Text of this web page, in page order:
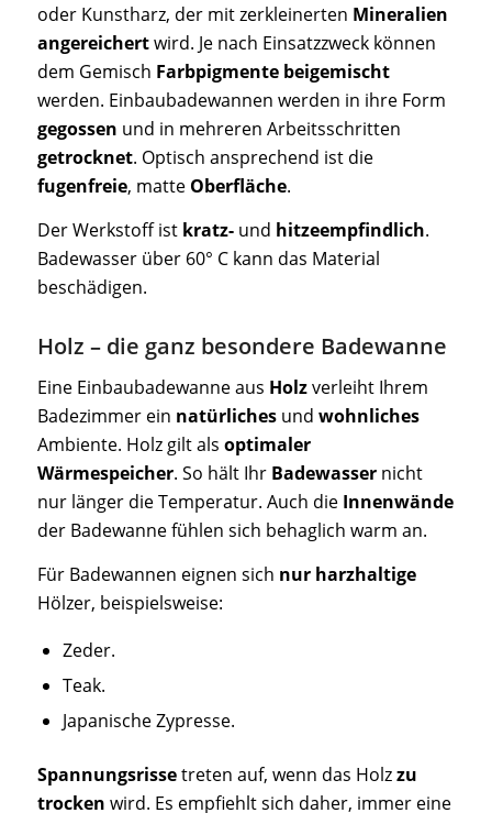
oder Kunstharz, der mit zerkleinerten Mineralien
angereichertwird. Je nach Einsatzzweck können
dem Gemisch Farbpigmente beigemischt
werden. Einbaubadewannen werden in ihre Form
gegossen und in mehreren Arbeitsschritten
getrocknet. Optisch ansprechend ist die
fugenfreie, matte Oberfläche.
Der Werkstoff ist kratz-und hitzeempfindlich.
Badewasser über 60° C kann das Material
beschädigen.
Holz – die ganz besondere Badewanne
Eine Einbaubadewanne aus Holzverleiht Ihrem
Badezimmer ein natürlichesund wohnliches
Ambiente. Holz gilt als optimaler
Wärmespeicher. So hält Ihr Badewasser nicht
nur länger die Temperatur. Auch die Innenwände
der Badewanne fühlen sich behaglich warm an.
Für Badewannen eignen sich nur harzhaltige
Hölzer, beispielsweise:
Zeder.
Teak.
Japanische Zypresse.
Spannungsrissetreten auf, wenn das Holzzu
trocken wird. Es empfiehlt sich daher, immer eine